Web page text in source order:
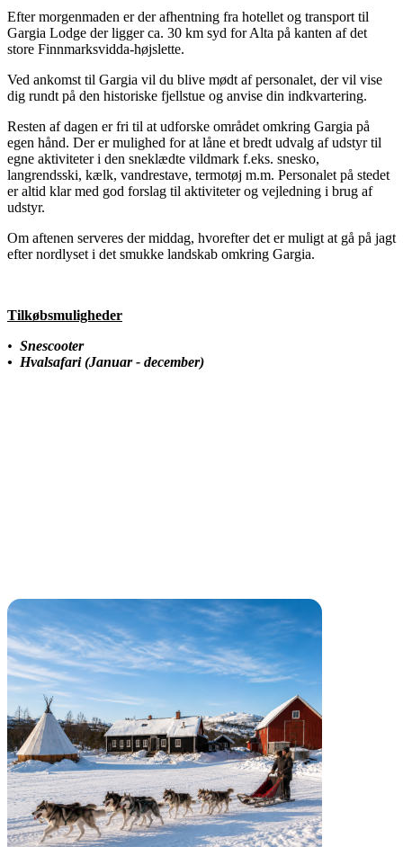
Efter morgenmaden er der afhentning fra hotellet og transport til
Gargia Lodge der ligger ca. 30 km syd for Alta på kanten af det
store Finnmarksvidda-højslette.
Ved ankomst til Gargia vil du blive mødt af personalet, der vil vise
dig rundt på den historiske fjellstue og anvise din indkvartering.
Resten af dagen er fri til at udforske området omkring Gargia på
egen hånd. Der er mulighed for at låne et bredt udvalg af udstyr til
egne aktiviteter i den sneklædte vildmark f.eks. snesko,
langrendsski, kælk, vandrestave, termotøj m.m. Personalet på stedet
er altid klar med god forslag til aktiviteter og vejledning i brug af
udstyr.
Om aftenen serveres der middag, hvorefter det er muligt at gå på jagt
efter nordlyset i det smukke landskab omkring Gargia.
Tilkøbsmuligheder
• Snescooter
• Hvalsafari (Januar - december)